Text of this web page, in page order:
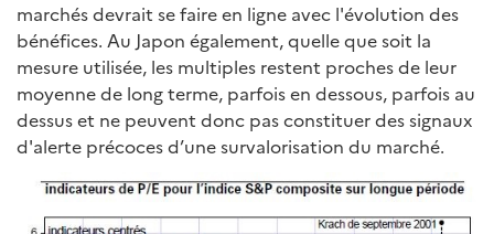
marchés devrait se faire en ligne avec l'évolution des
bénéfices. Au Japon également, quelle que soit la
mesure utilisée, les multiples restent proches de leur
moyenne de long terme, parfois en dessous, parfois au
dessus et ne peuvent donc pas constituer des signaux
d'alerte précoces d’une survalorisation du marché.